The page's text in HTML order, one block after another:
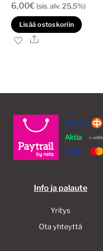
6,00€ (sis. alv. 25,5%)
Lisää ostoskoriin
Ale
Info ja palaute
Yritys
Ota yhteyttä